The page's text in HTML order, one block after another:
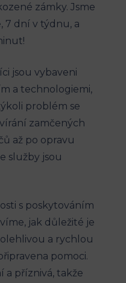
⁤zámky. Jsme​
⁤7 ⁣dní ‍v ⁤týdnu,‍ a
jsou vybaveni
a technologiemi,
⁣problém se​
zamčených
až po opravu⁢
služby jsou
s poskytováním
jak‍ důležité je‍
a rychlou
‌pomoci.
a příznivá,⁣ takže